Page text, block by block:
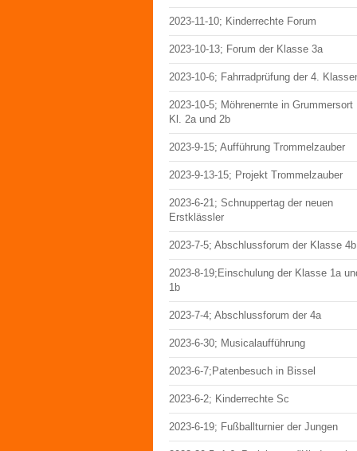
2023-11-10; Kinderrechte Forum
2023-10-13; Forum der Klasse 3a
2023-10-6; Fahrradprüfung der 4.
2023-10-5; Möhrenernte in Grummersort
Kl. 2a und 2b
2023-9-15; Aufführung Trommelzauber
2023-9-13-15; Projekt Trommelzauber
2023-6-21; Schnuppertag der neuen
Erstklässler
2023-7-5; Abschlussforum der Klasse 4b
2023-8-19;Einschulung der Klasse 1a
1b
2023-7-4; Abschlussforum der 4a
2023-6-30; Musicalaufführung
2023-6-7;Patenbesuch in Bissel
2023-6-2; Kinderrechte Sc
2023-6-19; Fußballturnier der Jungen